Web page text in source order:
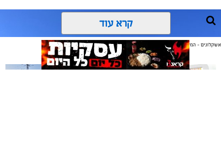
קרא עוד
אשקלונים - המקומון היומי של אשקלון באינטרנט
אולי יעניין אותך גם